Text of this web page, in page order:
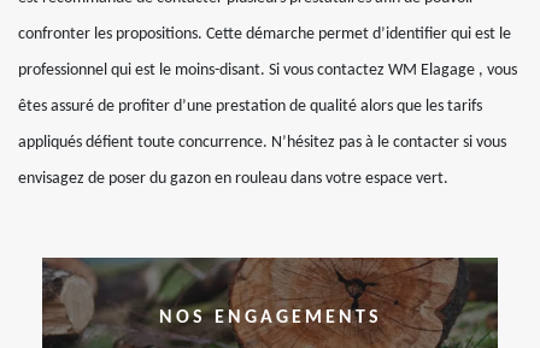
confronter les propositions. Cette démarche permet d’identifier qui est le
professionnel qui est le moins-disant. Si vous contactez WM Elagage , vous
êtes assuré de profiter d’une prestation de qualité alors que les tarifs
appliqués défient toute concurrence. N’hésitez pas à le contacter si vous
envisagez de poser du gazon en rouleau dans votre espace vert.
NOS ENGAGEMENTS